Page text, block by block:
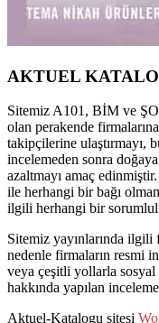
AKTUEL
Sitemiz A101, BİM ve
olan perakende
takipçilerine ulaştırmayı,
incelemeden sonra doğaya
azaltmayı amaç edinmiştir.
ile herhangi bir bağı
ilgili herhangi bir
Sitemiz yayınlarında ilgili
nedenle firmaların resmi
veya çeşitli yollarla sosyal
hakkında yapılan
Aktuel-Katalogu sitesi